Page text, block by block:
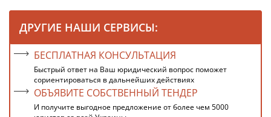
ДРУГИЕ НАШИ СЕРВИСЫ:
БЕСПЛАТНАЯ КОНСУЛЬТАЦИЯ
Быстрый ответ на Ваш юридический вопрос поможет
сориентироваться в дальнейших действиях
ОБЪЯВИТЕ СОБСТВЕННЫЙ ТЕНДЕР
И получите выгодное предложение от более чем 5000